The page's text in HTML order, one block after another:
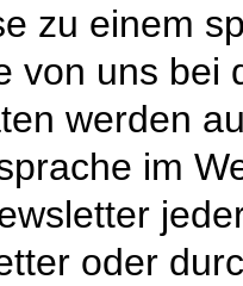
zu einem
von uns bei
werden
im
oder